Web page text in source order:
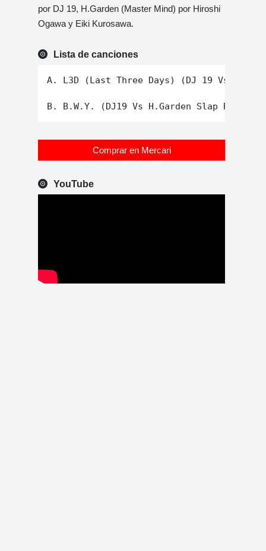
por DJ 19, H.Garden (Master Mind) por Hiroshi
Ogawa y Eiki Kurosawa.
Lista de canciones
A. L3D (Last Three Days) (DJ 19 Vs
Comprar en Mercari
YouTube